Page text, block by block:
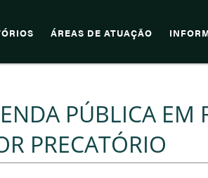
ÁREAS DE ATUAÇÃO
PÚBLICA EM
PRECATÓRIO